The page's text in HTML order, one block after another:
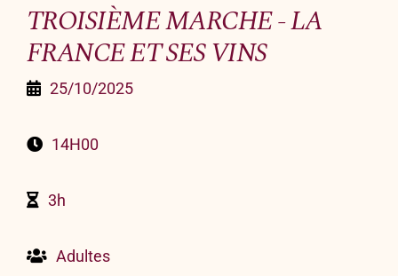
TROISIÈME MARCHE - LA
FRANCE ET SES VINS
25/10/2025
14H00
3h
Adultes